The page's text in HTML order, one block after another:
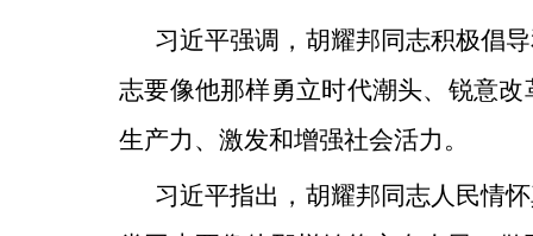
习近平强调，胡耀邦同志积极倡
志要像他那样勇立时代潮头、锐意
生产力、激发和增强社会活力。
习近平指出，胡耀邦同志人民情